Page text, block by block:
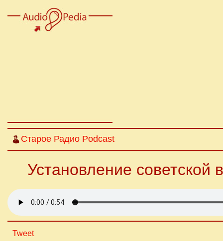
Старое Радио Podcast
Установление советской
Tweet